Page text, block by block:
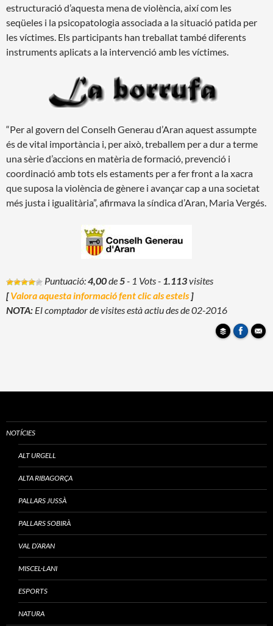
estructuració d’aquesta mena de violència, així com les
seqüeles i la psicopatologia associada a la situació patida per
les víctimes. Els participants han treballat també diferents
instruments aplicats a la intervenció amb les víctimes.
“Per al govern del Conselh Generau d’Aran aquest assumpte
és de vital importància i, per això, treballem per a dur a terme
una sèrie d’accions en matèria de formació, prevenció i
coordinació amb tots els estaments per a fer front a la xacra
que suposa la violència de gènere i avançar cap a una societat
més justa i igualitària”, afirmava la síndica d’Aran, Maria Vergés.
Puntuació:4,00de5- 1 Vots- 1.113visites
[Valora aquesta informació fent clic als estels ]
NOTA: El comptador de visites està actiu des de 02-2016
NOTÍCIES
ALT URGELL
ALTA RIBAGORÇA
PALLARS JUSSÀ
PALLARS SOBIRÀ
VAL D’ARAN
MISCEL·LANI
ESPORTS
NATURA